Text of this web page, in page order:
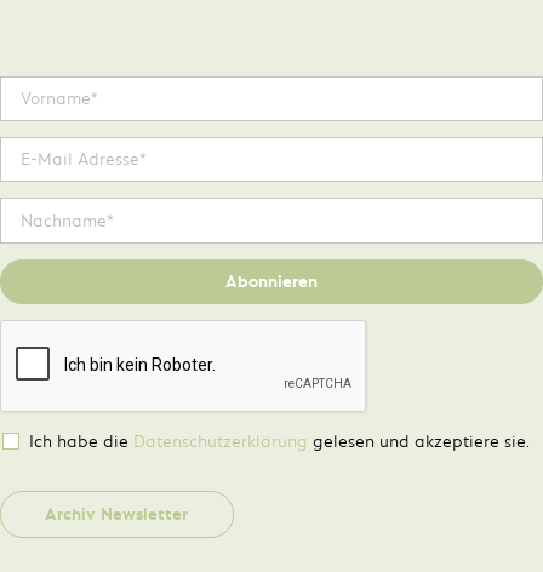
Abonnieren
Ich habe die Datenschutzerklärung gelesen und akzeptiere sie.
Archiv Newsletter